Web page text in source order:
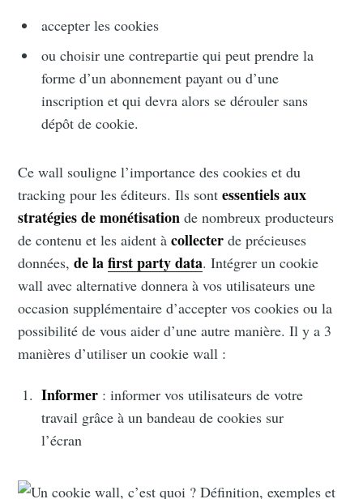
accepter les cookies
ou choisir une contrepartie qui peut prendre la
forme d’un abonnement payant ou d’une
inscription et qui devra alors se dérouler sans
dépôt de cookie.
Ce wall souligne l’importance des cookies et du
tracking pour les éditeurs. Ils sontessentiels aux
stratégies de monétisation de nombreux producteurs
de contenu et les aident àcollecter de précieuses
données,de lafirst party data. Intégrer un cookie
wall avec alternative donnera à vos utilisateurs une
occasion supplémentaire d’accepter vos cookies ou la
possibilité de vous aider d’une autre manière. Il y a 3
manières d’utiliser un cookie wall :
Informer : informer vos utilisateurs de votre
travail grâce à un bandeau de cookies sur
l’écran